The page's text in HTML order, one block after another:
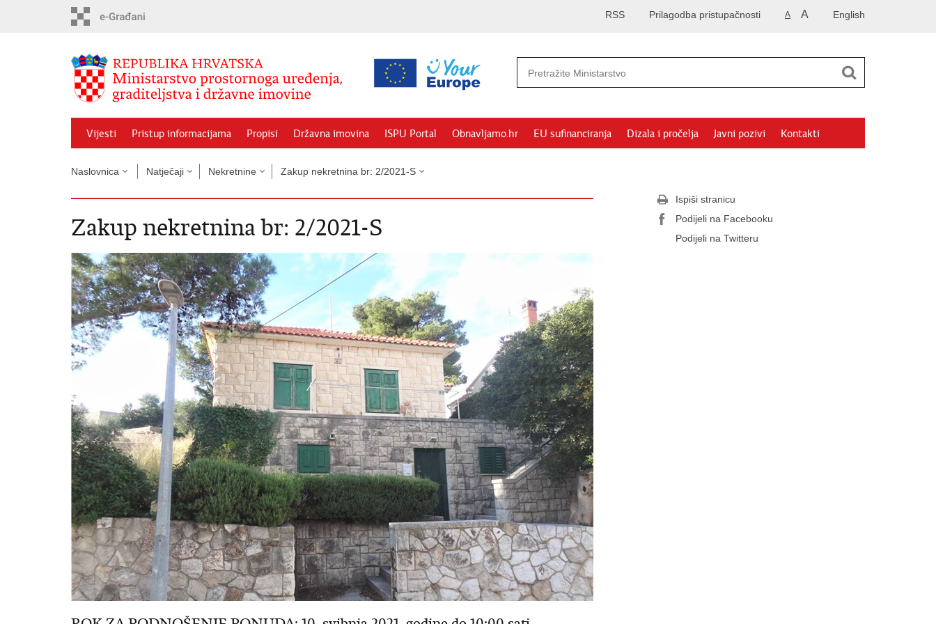
English
A A
Prilagodba pristupačnosti
RSS
Vijesti Pristup informacijama Propisi Državna imovina ISPU Portal Obnavljamo.hr EU sufinanciranja Dizala i pročelja Javni pozivi Kontakti
Naslovnica Natječaji Nekretnine Zakup nekretnina br: 2/2021-S
Zakup nekretnina br: 2/2021-S
Ispiši stranicu
Podijeli na Facebooku
Podijeli na Twitteru